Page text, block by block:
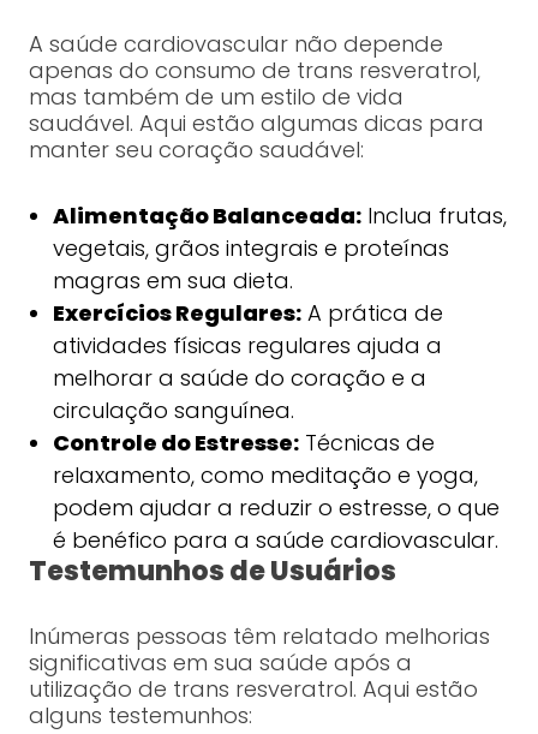
A saúde cardiovascular não depende
apenas do consumo de trans resveratrol,
mas também de um estilo de vida
saudável. Aqui estão algumas dicas para
manter seu coração saudável:
Alimentação Balanceada:Inclua frutas,
vegetais, grãos integrais e proteínas
magras em sua dieta.
Exercícios Regulares:A prática de
atividades físicas regulares ajuda a
melhorar a saúde do coração e a
circulação sanguínea.
Controle do Estresse:Técnicas de
relaxamento, como meditação e yoga,
podem ajudar a reduzir o estresse, o que
é benéfico para a saúde cardiovascular.
Testemunhos de Usuários
Inúmeras pessoas têm relatado melhorias
significativas em sua saúde após a
utilização de trans resveratrol. Aqui estão
alguns testemunhos: